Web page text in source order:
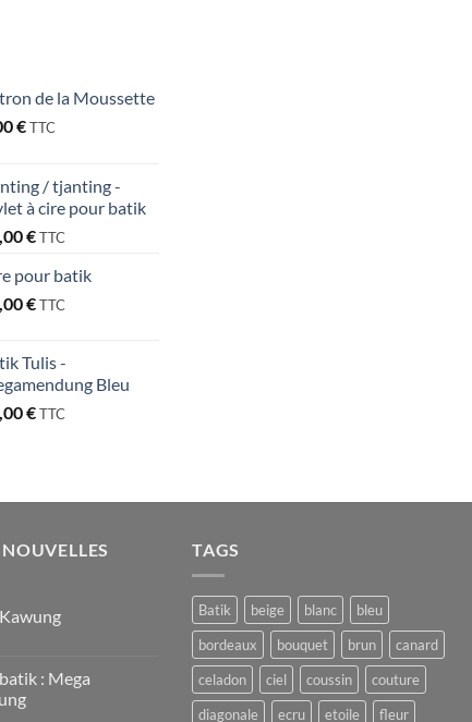
de la Moussette
€TTC
/ tjanting -
à cire pour batik
€TTC
pour batik
€TTC
Tulis -
Bleu
€TTC
: Mega
TAGS
Batik beige blanc
bleu
bordeaux
bouquet brun
canard
celadon
ciel coussin
couture
diagonale
ecru etoile fleur